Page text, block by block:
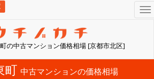
の中古マンション価格相場 [京都市北区]
町 中古マンションの価格相場